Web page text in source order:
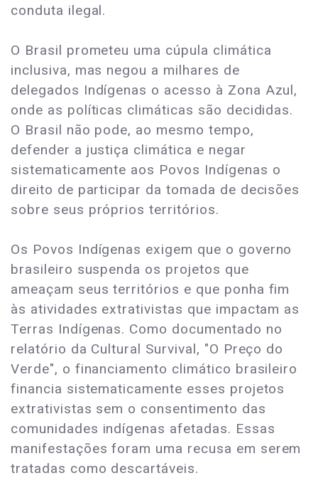
conduta ilegal.
O Brasil prometeu uma cúpula climática
inclusiva, mas negou a milhares de
delegados Indígenas o acesso à Zona Azul,
onde as políticas climáticas são decididas.
O Brasil não pode, ao mesmo tempo,
defender a justiça climática e negar
sistematicamente aos Povos Indígenas o
direito de participar da tomada de decisões
sobre seus próprios territórios.
Os Povos Indígenas exigem que o governo
brasileiro suspenda os projetos que
ameaçam seus territórios e que ponha fim
às atividades extrativistas que impactam as
Terras Indígenas. Como documentado no
relatório da Cultural Survival, "O Preço do
Verde", o financiamento climático brasileiro
financia sistematicamente esses projetos
extrativistas sem o consentimento das
comunidades indígenas afetadas. Essas
manifestações foram uma recusa em serem
tratadas como descartáveis.